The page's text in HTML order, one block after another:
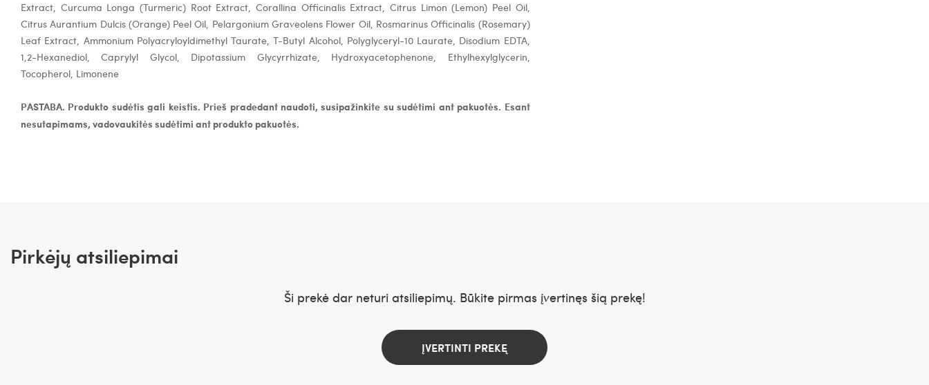
Extract, Curcuma Longa (Turmeric) Root Extract, Corallina Officinalis Extract, Citrus Limon (Lemon) Peel Oil,
Citrus Aurantium Dulcis (Orange) Peel Oil, Pelargonium Graveolens Flower Oil, Rosmarinus Officinalis (Rosemary)
Leaf Extract, Ammonium Polyacryloyldimethyl Taurate, T-Butyl Alcohol, Polyglyceryl-10 Laurate, Disodium EDTA,
1,2-Hexanediol, Caprylyl Glycol, Dipotassium Glycyrrhizate, Hydroxyacetophenone, Ethylhexylglycerin,
Tocopherol, Limonene
PASTABA. Produkto sudėtis gali keistis. Prieš pradedant naudoti, susipažinkite su sudėtimi ant pakuotės. Esant
nesutapimams, vadovaukitės sudėtimi ant produkto pakuotės.
Pirkėjų atsiliepimai
Ši prekė dar neturi atsiliepimų. Būkite pirmas įvertinęs šią prekę!
ĮVERTINTI PREKĘ